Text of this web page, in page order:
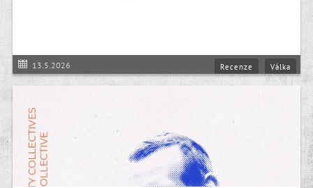
13.5.2026 Recenze Válka